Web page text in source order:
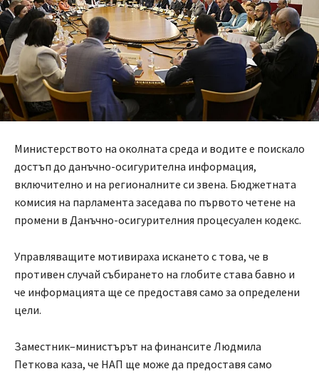
Министерството на околната среда и водите е поискало
достъп до данъчно-осигурителна информация,
включително и на регионалните си звена. Бюджетната
комисия на парламента заседава по първото четене на
промени в Данъчно-осигурителния процесуален кодекс.
Управляващите мотивираха искането с това, че в
противен случай събирането на глобите става бавно и
че информацията ще се предоставя само за определени
цели.
Заместник–министърът на финансите Людмила
Петкова каза, че НАП ще може да предоставя само